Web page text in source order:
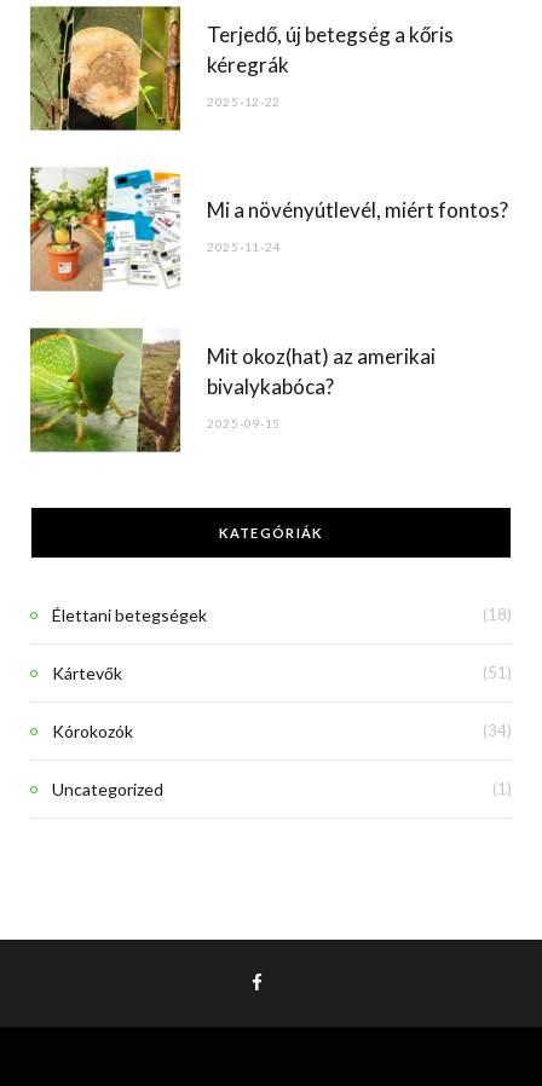
Terjedő, új betegség a kőris
kéregrák
2025-12-22
Mi a növényútlevél, miért fontos?
2025-11-24
Mit okoz(hat) az amerikai
bivalykabóca?
2025-09-15
KATEGÓRIÁK
Élettani betegségek (18)
Kártevők (51)
Kórokozók (34)
Uncategorized (1)